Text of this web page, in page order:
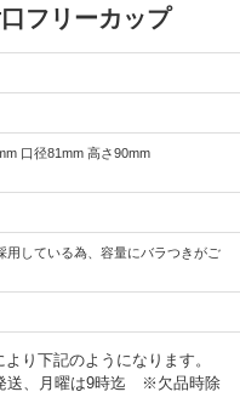
フリーカップ
口径81mm 高さ90mm
している為、容量にバラつきがご
下記のようになります。
、月曜は9時迄 ※欠品時除